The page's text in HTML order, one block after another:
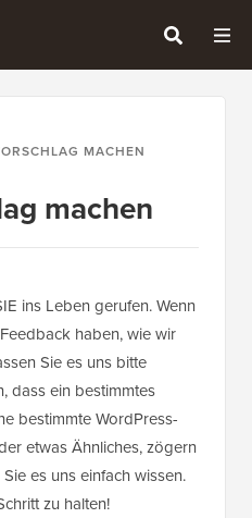
MACHEN
machen
ins Leben gerufen. Wenn
haben, wie wir
Sie es uns bitte
dass ein bestimmtes
bestimmte WordPress-
etwas Ähnliches, zögern
es uns einfach wissen.
zu halten!